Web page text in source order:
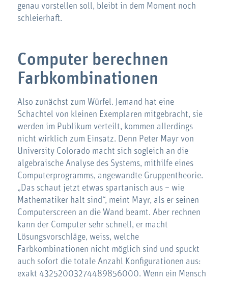
genau vorstellen soll, bleibt in dem Moment noch
schleierhaft.
Computer berechnen
Farbkombinationen
Also zunächst zum Würfel. Jemand hat eine
Schachtel von kleinen Exemplaren mitgebracht, sie
werden im Publikum verteilt, kommen allerdings
nicht wirklich zum Einsatz. Denn Peter Mayr von
University Colorado macht sich sogleich an die
algebraische Analyse des Systems, mithilfe eines
Computerprogramms, angewandte Gruppentheorie.
„Das schaut jetzt etwas spartanisch aus – wie
Mathematiker halt sind“, meint Mayr, als er seinen
Computerscreen an die Wand beamt. Aber rechnen
kann der Computer sehr schnell, er macht
Lösungsvorschläge, weiss, welche
Farbkombinationen nicht möglich sind und spuckt
auch sofort die totale Anzahl Konfigurationen aus:
exakt 43252003274489856000. Wenn ein Mensch